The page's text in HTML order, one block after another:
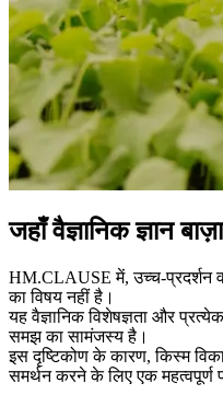
जहाँ वैज्ञानिक ज्ञान
HM.CLAUSE में, उच्च-प्रदर्शन
का विषय नहीं है।
यह वैज्ञानिक विशेषज्ञता और
समझ का सामंजस्य है।
इस दृष्टिकोण के कारण, किस्म
समर्थन करने के लिए एक महत्वपूर्ण